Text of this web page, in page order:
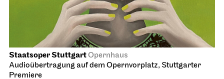
Staatsoper StuttgartOpernhaus
Audioübertragung auf dem Opernvorplatz, Stuttgarter
Premiere